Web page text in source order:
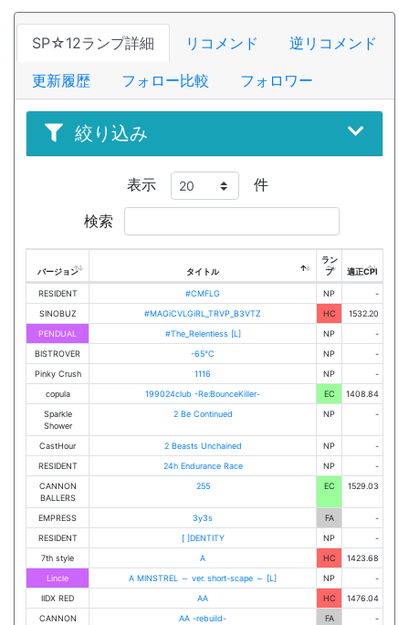
SP☆12ランプ詳細 リコメンド 逆リコメンド
更新履歴 フォロー比較 フォロワー
絞り込み
表示 件
検索
バージョン タイトル
ラン
プ
適正CPI
RESIDENT #CMFLG NP
-
SINOBUZ
#MAGiCVLGiRL_TRVP_B3VTZ HC
1532.20
PENDUAL
#The_Relentless [L] NP
-
BISTROVER
-65℃ NP
-
Pinky Crush
1116 NP
-
copula
199024club -Re:BounceKiller- EC
1408.84
Sparkle
Shower
2 Be Continued NP -
CastHour 2 Beasts Unchained NP
-
RESIDENT
24h Endurance Race NP
-
CANNON
BALLERS
255 EC 1529.03
EMPRESS 3y3s FA
-
RESIDENT
[ ]DENTITY NP
-
7th style
A HC
1423.68
Lincle
A MINSTREL ～ ver. short-scape ～ [L] NP
-
IIDX RED
AA HC
1476.04
CANNON
AA -rebuild- FA -